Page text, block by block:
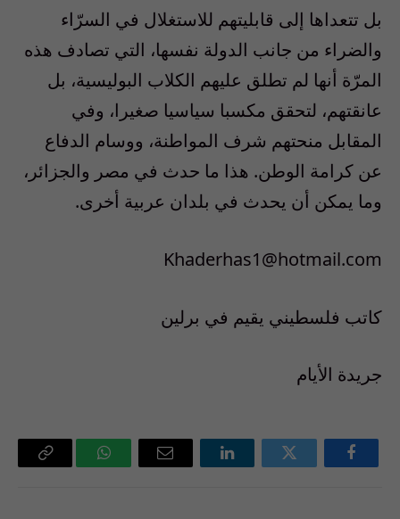
بل تتعداها إلى قابليتهم للاستغلال في السرّاء
والضراء من جانب الدولة نفسها، التي تصادف هذه
المرّة أنها لم تطلق عليهم الكلاب البوليسية، بل
عانقتهم، لتحقق مكسبا سياسيا صغيرا، وفي
المقابل منحتهم شرف المواطنة، ووسام الدفاع
عن كرامة الوطن. هذا ما حدث في مصر والجزائر،
وما يمكن أن يحدث في بلدان عربية أخرى.
Khaderhas1@hotmail.com
كاتب فلسطيني يقيم في برلين
جريدة الأيام
فيسبوك تويتر لينكدإن
البريد
واتساب Copy